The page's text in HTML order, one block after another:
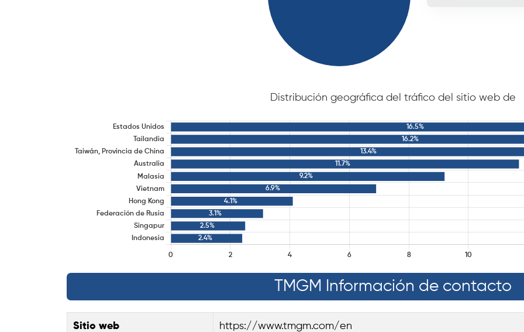
Distribución geográfica del tráfico del sitio web de
TMGM Información de contacto
Sitio web https://www.tmgm.com/en